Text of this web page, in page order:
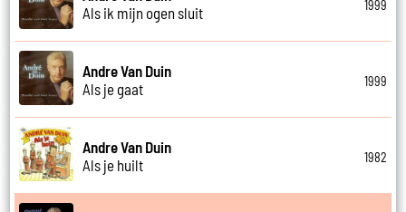
Als ik mijn ogen sluit
1999
Andre Van Duin
Als je gaat
1999
Andre Van Duin
Als je huilt
1982